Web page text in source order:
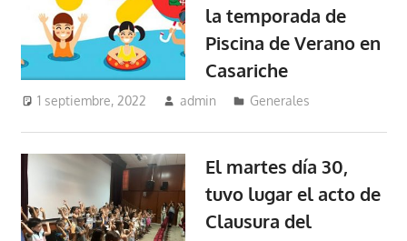
la temporada de
Piscina de Verano en
Casariche
1 septiembre, 2022 admin Generales
El martes día 30,
tuvo lugar el acto de
Clausura del